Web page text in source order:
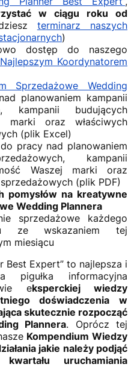
w ciągu roku od
terminarz naszych
)
dostęp do naszego
Koordynatorem
Sprzedażowe Wedding
planowaniem kampanii
kampanii budujących
marki oraz właściwych
(plik Excel)
pracy nad planowaniem
kampanii
Waszej marki oraz
(plik PDF)
pomysłów na kreatywne
Wedding Plannera
sprzedażowe każdego
ze wskazaniem tej
miesiącu
Best Expert” to najlepsza i
pigułka informacyjna
eksperckiej wiedzy
doświadczenia w
skutecznie rozpocząć
Plannera. Oprócz tej
Kompendium Wiedzy
jakie należy podjąć
uruchamiania